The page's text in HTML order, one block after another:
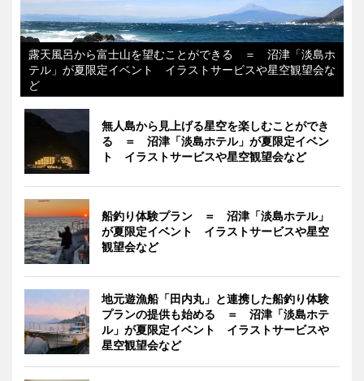
露天風呂から富士山を望むことができる ＝ 沼津「淡島ホ
テル」が夏限定イベント イラストサービスや星空観望会な
ど
無人島から見上げる星空を楽しむことができ
る ＝ 沼津「淡島ホテル」が夏限定イベン
ト イラストサービスや星空観望会など
船釣り体験プラン ＝ 沼津「淡島ホテル」
が夏限定イベント イラストサービスや星空
観望会など
地元遊漁船「田内丸」と連携した船釣り体験
プランの提供も始める ＝ 沼津「淡島ホテ
ル」が夏限定イベント イラストサービスや
星空観望会など